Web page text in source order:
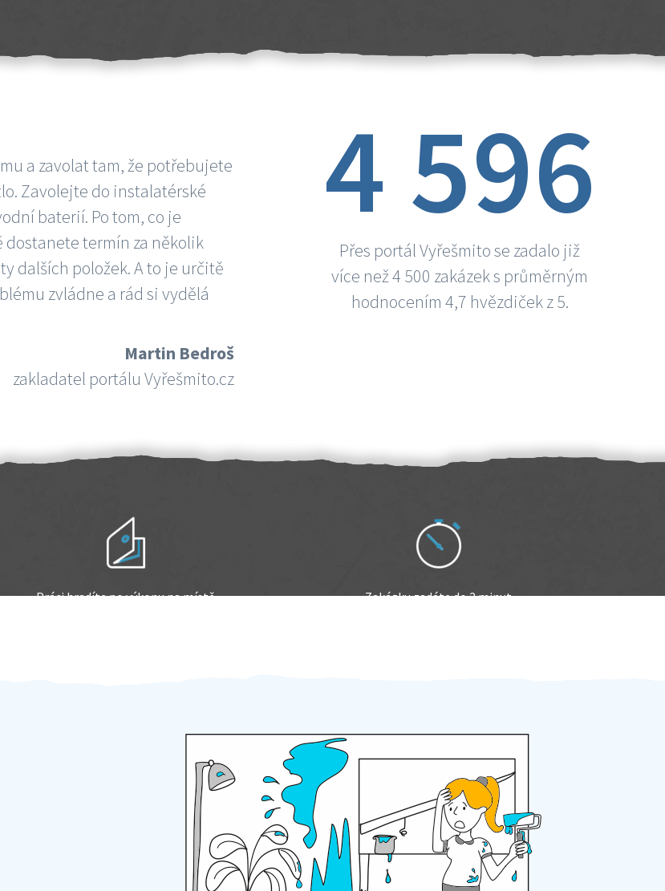
a zavolat tam, že potřebujete
Zavolejte do instalatérské
baterií. Po tom, co je
termín za několik
dalších položek. A to je určitě
zvládne a rád si vydělá
Martin Bedroš
zakladatel portálu Vyřešmito.cz
4 596
Přes portál Vyřešmito se zadalo již
více než 4 500 zakázek s průměrným
hodnocením 4,7 hvězdiček z 5.
Práci hradíte po výkonu na místě Zakázku zadáte do 2 minut